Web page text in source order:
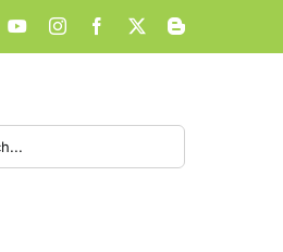
YouTubeInstagramFacebook
X Blogger